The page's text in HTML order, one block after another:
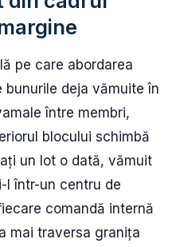
pe care abordarea
deja vămuite în
între membri,
blocului schimbă
un lot o dată, vămuit
l într-un centru de
comandă internă
mai traversa granița